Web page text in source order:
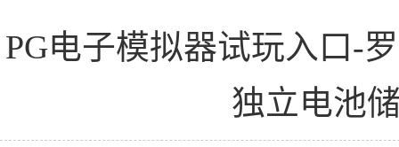
PG电子模拟器试玩入口-
独立电池